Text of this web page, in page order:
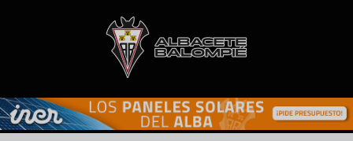
Skip to main content